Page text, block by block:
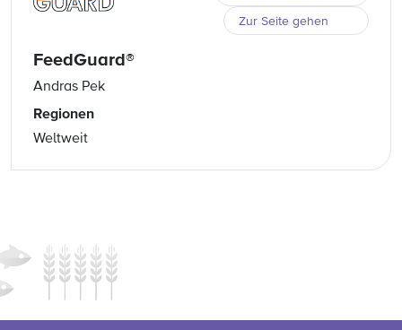
FeedGuard®
Andras Pek
Regionen
Weltweit
Zur Seite gehen